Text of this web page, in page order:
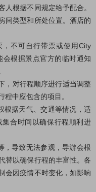
人根据不同规定给予配合。
间类型和所处位置。酒店的
不可自行带票或使用City
根据景点官方的临时通知
，对行程顺序进行适当调整
程中应包含的项目。
根据天气、交通等情况，适
合时间以确保行程顺利进
，导致无法参观，导游会根
替以确保行程的丰富性。各
会因疫情不时变化，如影响